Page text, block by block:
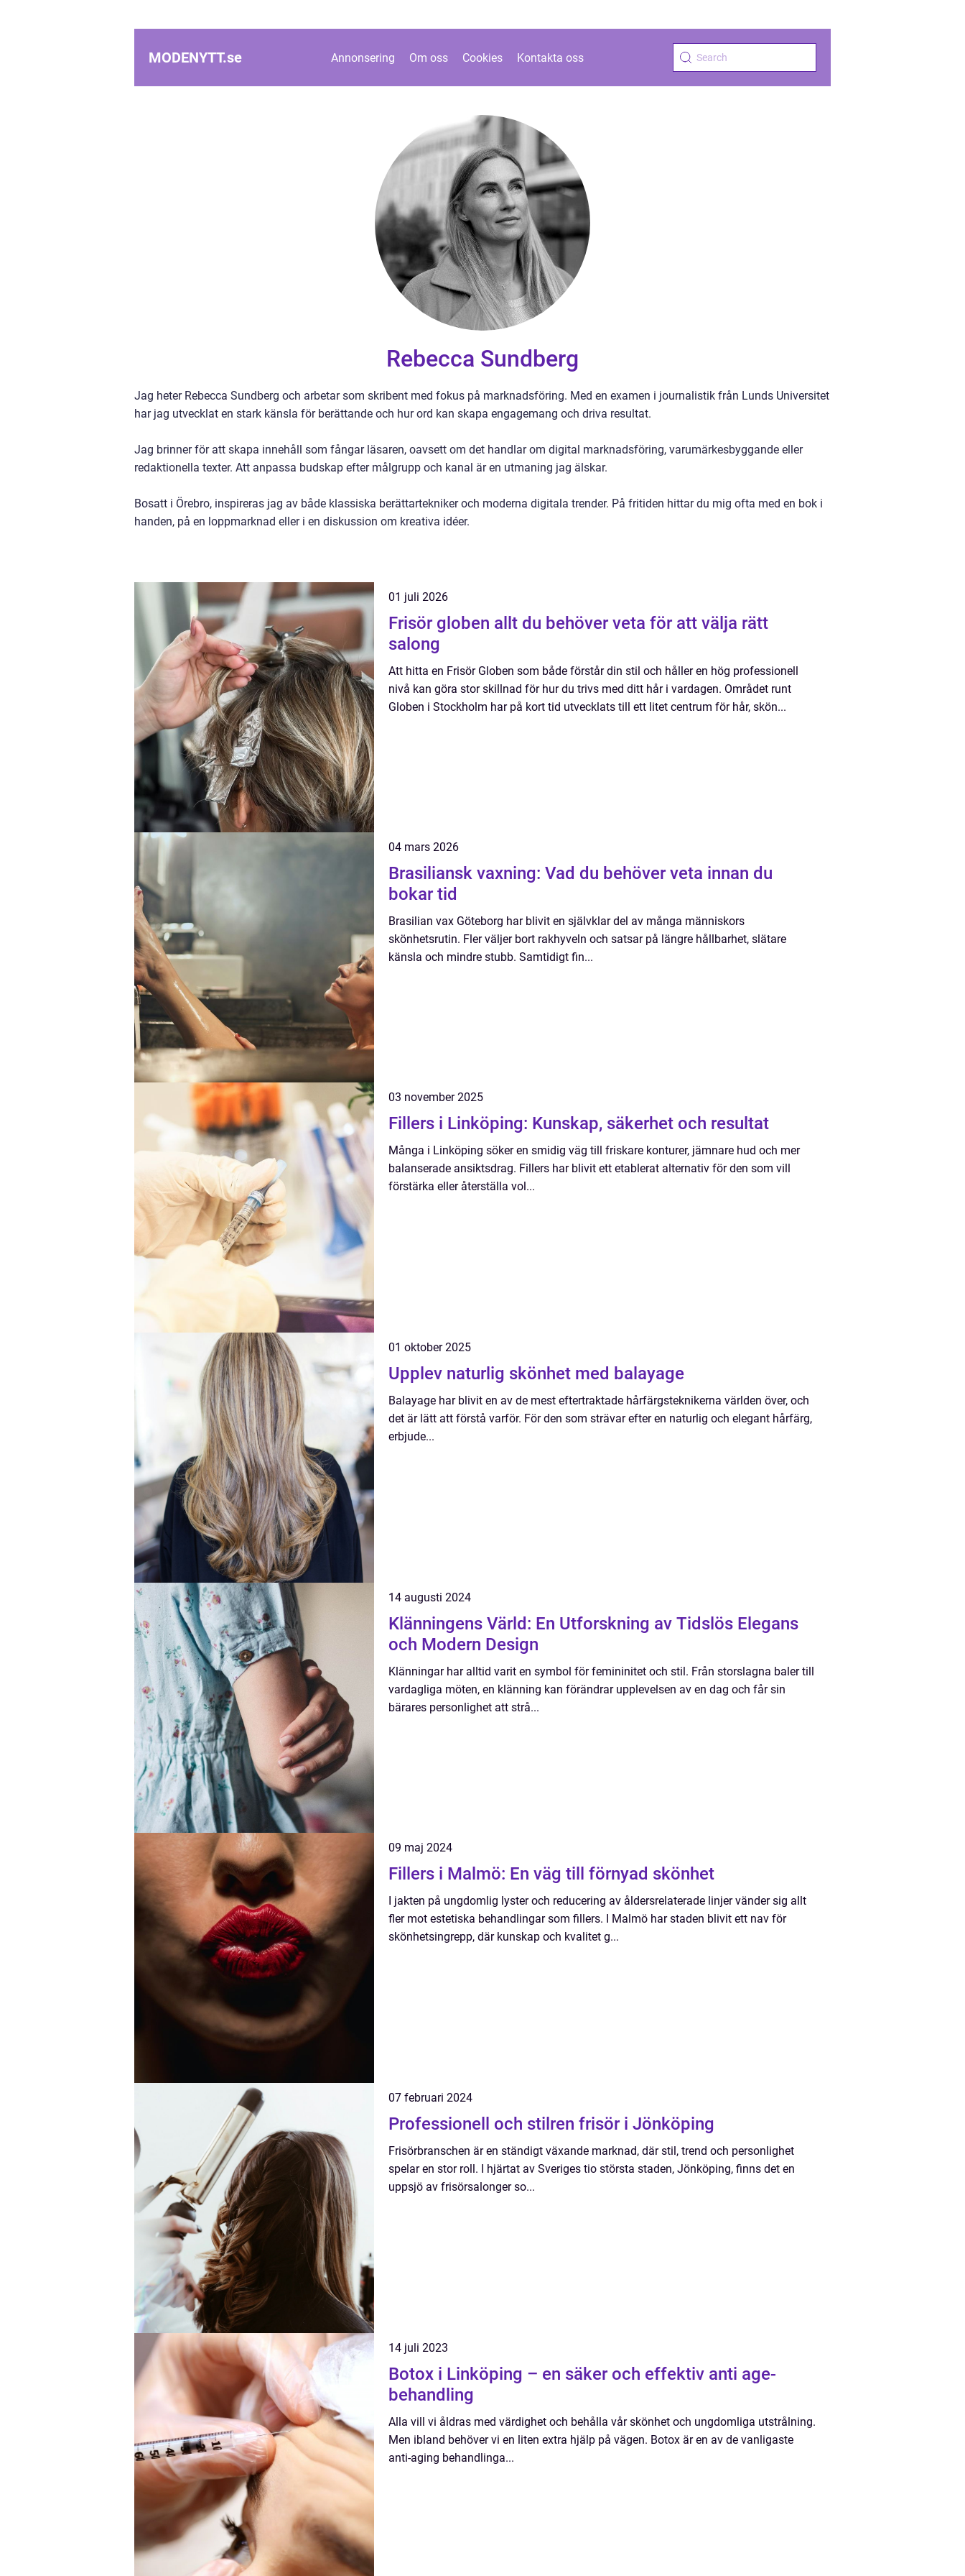
MODENYTT.se Annonsering Om oss Cookies Kontakta oss
Rebecca Sundberg
Jag heter Rebecca Sundberg och arbetar som skribent med fokus på marknadsföring. Med en examen i journalistik från Lunds Universitet
har jag utvecklat en stark känsla för berättande och hur ord kan skapa engagemang och driva resultat.
Jag brinner för att skapa innehåll som fångar läsaren, oavsett om det handlar om digital marknadsföring, varumärkesbyggande eller
redaktionella texter. Att anpassa budskap efter målgrupp och kanal är en utmaning jag älskar.
Bosatt i Örebro, inspireras jag av både klassiska berättartekniker och moderna digitala trender. På fritiden hittar du mig ofta med en bok i
handen, på en loppmarknad eller i en diskussion om kreativa idéer.
01 juli 2026
Frisör globen allt du behöver veta för att välja rätt
salong
Att hitta en Frisör Globen som både förstår din stil och håller en hög professionell
nivå kan göra stor skillnad för hur du trivs med ditt hår i vardagen. Området runt
Globen i Stockholm har på kort tid utvecklats till ett litet centrum för hår, skön...
04 mars 2026
Brasiliansk vaxning: Vad du behöver veta innan du
bokar tid
Brasilian vax Göteborg har blivit en självklar del av många människors
skönhetsrutin. Fler väljer bort rakhyveln och satsar på längre hållbarhet, slätare
känsla och mindre stubb. Samtidigt fin...
03 november 2025
Fillers i Linköping: Kunskap, säkerhet och resultat
Många i Linköping söker en smidig väg till friskare konturer, jämnare hud och mer
balanserade ansiktsdrag. Fillers har blivit ett etablerat alternativ för den som vill
förstärka eller återställa vol...
01 oktober 2025
Upplev naturlig skönhet med balayage
Balayage har blivit en av de mest eftertraktade hårfärgsteknikerna världen över, och
det är lätt att förstå varför. För den som strävar efter en naturlig och elegant hårfärg,
erbjude...
14 augusti 2024
Klänningens Värld: En Utforskning av Tidslös Elegans
och Modern Design
Klänningar har alltid varit en symbol för femininitet och stil. Från storslagna baler till
vardagliga möten, en klänning kan förändrar upplevelsen av en dag och får sin
bärares personlighet att strå...
09 maj 2024
Fillers i Malmö: En väg till förnyad skönhet
I jakten på ungdomlig lyster och reducering av åldersrelaterade linjer vänder sig allt
fler mot estetiska behandlingar som fillers. I Malmö har staden blivit ett nav för
skönhetsingrepp, där kunskap och kvalitet g...
07 februari 2024
Professionell och stilren frisör i Jönköping
Frisörbranschen är en ständigt växande marknad, där stil, trend och personlighet
spelar en stor roll. I hjärtat av Sveriges tio största staden, Jönköping, finns det en
uppsjö av frisörsalonger so...
14 juli 2023
Botox i Linköping – en säker och effektiv anti age-
behandling
Alla vill vi åldras med värdighet och behålla vår skönhet och ungdomliga utstrålning.
Men ibland behöver vi en liten extra hjälp på vägen. Botox är en av de vanligaste
anti-aging behandlinga...